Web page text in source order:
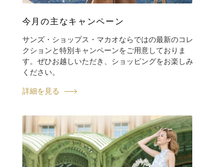
今月の主なキャンペーン
サンズ・ショップス・マカオならではの最新のコレ
クションと特別キャンペーンをご用意しておりま
す。ぜひお越しいただき、ショッピングをお楽しみ
ください。
詳細を見る